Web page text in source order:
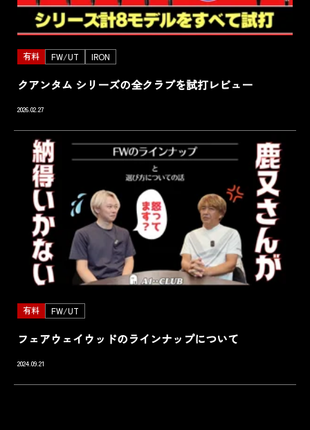
有料 FW/UT IRON
クアンタム シリーズの全クラブを試打レビュー
2026.02.27
有料 FW/UT
フェアウェイウッドのラインナップについて
2024.09.21